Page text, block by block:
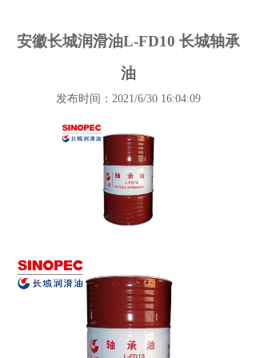
安徽长城润滑油L-FD10 长城轴承
油
发布时间：2021/6/30 16:04:09